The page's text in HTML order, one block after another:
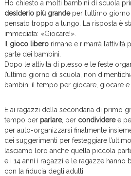
Ho chiesto a molti bambini di scuola
desiderio più grandeper l’ultimo
pensato troppo a lungo. La risposta è
immediata: «Giocare!».
Il gioco liberorimane e rimarrà l’attività
parte dei bambini.
Dopo le attività di plesso e le feste
l’ultimo giorno di scuola, non
bambini il tempo per giocare, giocare e
E ai ragazzi della secondaria di primo
tempo per parlare, per condivideree
per auto-organizzarsi finalmente
dei suggerimenti per festeggiare
lasciamo loro anche quella piccola
e i 14 anni i ragazzi e le ragazze hanno
con la fiducia degli adulti.